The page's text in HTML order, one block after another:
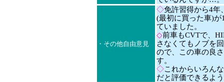
・その他自由意見
◇免許習得から4年
(最初に買った車)
ていました。
◇前車もCVTで、
さなくてもノブを
ので、この車の良
す。
◇これからいろん
だと評価できるよ